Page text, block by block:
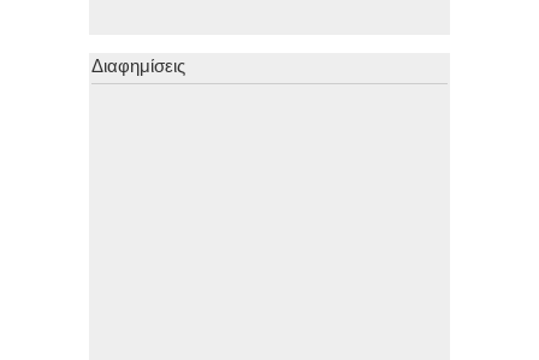
Διαφημίσεις